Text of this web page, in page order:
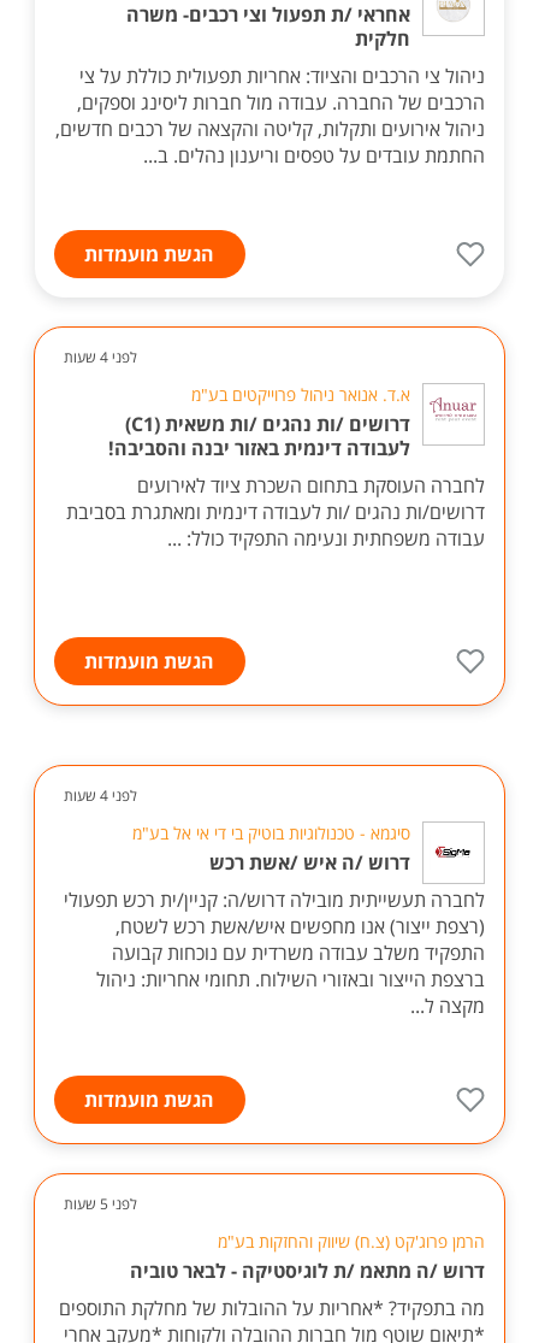
אחראי /ת תפעול וצי רכבים- משרה
חלקית
ניהול צי הרכבים והציוד: אחריות תפעולית כוללת על צי
הרכבים של החברה. עבודה מול חברות ליסינג וספקים,
ניהול אירועים ותקלות, קליטה והקצאה של רכבים חדשים,
החתמת עובדים על טפסים וריענון נהלים. ב...
הגשת מועמדות
לפני 4 שעות
א.ד. אנואר ניהול פרוייקטים בע"מ
דרושים /ות נהגים /ות משאית (C1)
לעבודה דינמית באזור יבנה והסביבה!
לחברה העוסקת בתחום השכרת ציוד לאירועים
דרושים/ות נהגים /ות לעבודה דינמית ומאתגרת בסביבת
עבודה משפחתית ונעימה התפקיד כולל: ...
הגשת מועמדות
לפני 4 שעות
סיגמא - טכנולוגיות בוטיק בי די אי אל בע"מ
דרוש /ה איש /אשת רכש
לחברה תעשייתית מובילה דרוש/ה: קניין/ית רכש תפעולי
(רצפת ייצור) אנו מחפשים איש/אשת רכש לשטח,
התפקיד משלב עבודה משרדית עם נוכחות קבועה
ברצפת הייצור ובאזורי השילוח. תחומי אחריות: ניהול
מקצה ל...
הגשת מועמדות
לפני 5 שעות
הרמן פרוג'קט (צ.ח) שיווק והחזקות בע"מ
דרוש /ה מתאמ /ת לוגיסטיקה - לבאר טוביה
מה בתפקיד? *אחריות על ההובלות של מחלקת התוספים
*תיאום שוטף מול חברות ההובלה ולקוחות *מעקב אחרי